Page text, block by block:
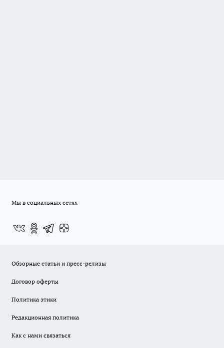
Мы в социальных сетях
Обзорные статьи и пресс-релизы
Договор оферты
Политика этики
Редакционная политика
Как с нами связаться